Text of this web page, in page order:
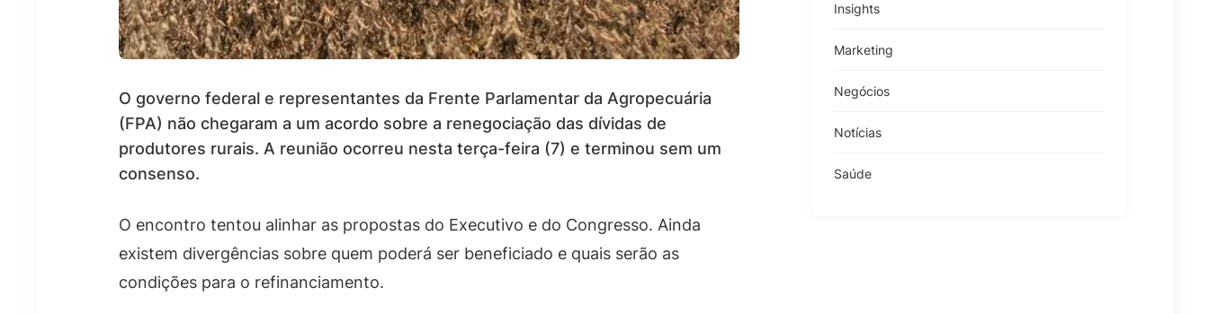
O governo federal e representantes da Frente Parlamentar da Agropecuária
(FPA) não chegaram a um acordo sobre a renegociação das dívidas de
produtores rurais. A reunião ocorreu nesta terça-feira (7) e terminou sem um
consenso.
O encontro tentou alinhar as propostas do Executivo e do Congresso. Ainda
existem divergências sobre quem poderá ser beneficiado e quais serão as
condições para o refinanciamento.
Insights
Marketing
Negócios
Notícias
Saúde